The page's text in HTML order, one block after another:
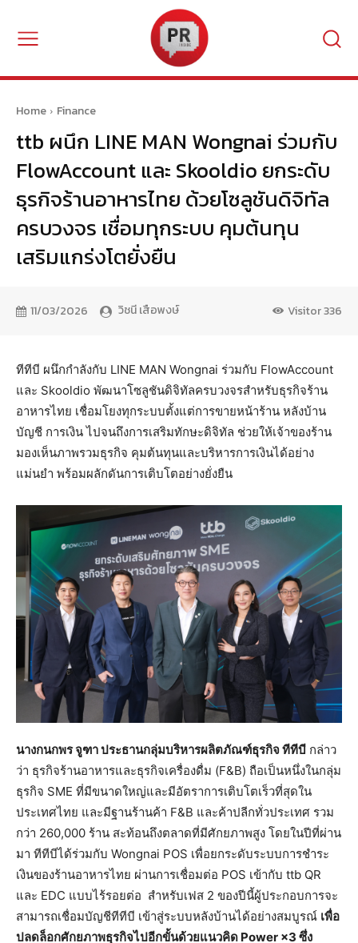
Home Finance
ttb ผนึก LINE MAN Wongnai ร่วมกับ
FlowAccount และ Skooldio ยกระดับ
ธุรกิจร้านอาหารไทย ด้วยโซลูชันดิจิทัล
ครบวงจร เชื่อมทุกระบบ คุมต้นทุน
เสริมแกร่งโตยั่งยืน
11/03/2026 วิชนี เสือพงษ์ Visitor336
ทีทีบี ผนึกกำลังกับ LINE MAN Wongnai ร่วมกับ FlowAccount
และ Skooldio พัฒนาโซลูชันดิจิทัลครบวงจรสำหรับธุรกิจร้าน
อาหารไทย เชื่อมโยงทุกระบบตั้งแต่การขายหน้าร้าน หลังบ้าน
บัญชี การเงิน ไปจนถึงการเสริมทักษะดิจิทัล ช่วยให้เจ้าของร้าน
มองเห็นภาพรวมธุรกิจ คุมต้นทุนและบริหารการเงินได้อย่าง
แม่นยำ พร้อมผลักดันการเติบโตอย่างยั่งยืน
นางกนกพร จูฑา ประธานกลุ่มบริหารผลิตภัณฑ์ธุรกิจ ทีทีบี กล่าว
ว่า ธุรกิจร้านอาหารและธุรกิจเครื่องดื่ม (F&B) ถือเป็นหนึ่งในกลุ่ม
ธุรกิจ SME ที่มีขนาดใหญ่และมีอัตราการเติบโตเร็วที่สุดใน
ประเทศไทย และมีฐานร้านค้า F&B และค้าปลีกทั่วประเทศ รวม
กว่า 260,000 ร้าน สะท้อนถึงตลาดที่มีศักยภาพสูง โดยในปีที่ผ่าน
มา ทีทีบีได้ร่วมกับ Wongnai POS เพื่อยกระดับระบบการชำระ
เงินของร้านอาหารไทย ผ่านการเชื่อมต่อ POS เข้ากับ ttb QR
และ EDC แบบไร้รอยต่อ สำหรับเฟส 2 ของปีนี้ผู้ประกอบการจะ
สามารถเชื่อมบัญชีทีทีบี เข้าสู่ระบบหลังบ้านได้อย่างสมบูรณ์ เพื่อ
ปลดล็อกศักยภาพธุรกิจไปอีกขั้นด้วยแนวคิด Power ×3 ซึ่ง